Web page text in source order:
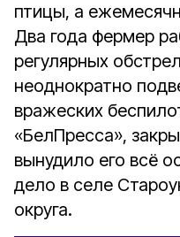
птицы, а
Два года фермер
регулярных
неоднократно
вражеских
«БелПресса»,
вынудило его всё
дело в селе
округа.